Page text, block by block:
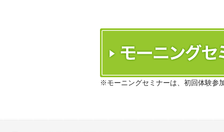
※モーニングセミナーは、初回体験参